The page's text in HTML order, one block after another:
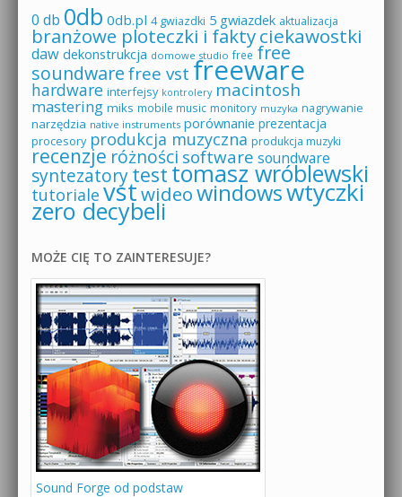
0 db 0db 0db.pl 4 gwiazdki 5 gwiazdek aktualizacja
branżowe ploteczki i faktyciekawostki
daw dekonstrukcja domowe studio free free
soundware free vst freeware
hardware interfejsy kontrolery macintosh
mastering miks mobile music monitory muzyka nagrywanie
narzędzia native instruments porównanie prezentacja
procesory produkcja muzyczna produkcja muzyki
recenzje różności software soundware
syntezatorytesttomasz wróblewski
tutoriale vstwideowindowswtyczki
zero decybeli
MOŻE CIĘ TO ZAINTERESUJE?
Sound Forge od podstaw